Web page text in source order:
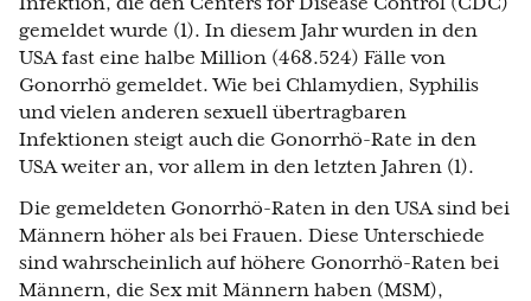
gemeldet wurde (1). In diesem Jahr wurden in den
USA fast eine halbe Million (468.524) Fälle von
Gonorrhö gemeldet. Wie bei Chlamydien, Syphilis
und vielen anderen sexuell übertragbaren
Infektionen steigt auch die Gonorrhö-Rate in den
USA weiter an, vor allem in den letzten Jahren (1).
Die gemeldeten Gonorrhö-Raten in den USA sind bei
Männern höher als bei Frauen. Diese Unterschiede
sind wahrscheinlich auf höhere Gonorrhö-Raten bei
Männern, die Sex mit Männern haben (MSM),